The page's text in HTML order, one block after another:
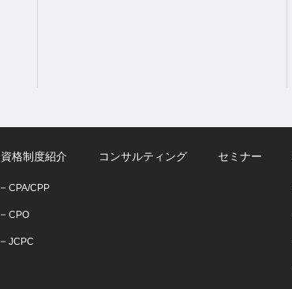
資格制度紹介
CPA/CPP
CPO
JCPC
コンサルティング セミナー